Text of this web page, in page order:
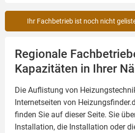
Ihr Fachbetrieb ist noch nicht
Regionale
Kapazitäten in Ihrer
Die Auflistung von
Internetseiten von
finden Sie auf dieser Seite. Sie
Installation, die Installation oder